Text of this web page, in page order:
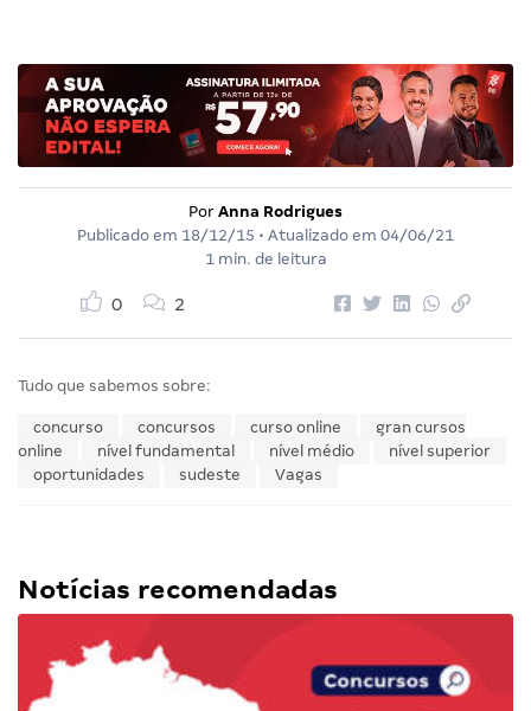
Por Anna Rodrigues
Publicado em 18/12/15 • Atualizado em 04/06/21
1 min. de leitura
0 2
Tudo que sabemos sobre:
concurso concursos curso online
gran cursos
online
nível fundamental nível médio
nível superior
oportunidades
sudeste Vagas
Notícias recomendadas